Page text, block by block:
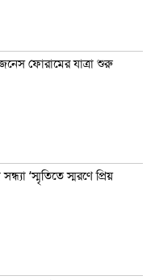
ফোরামের যাত্রা শুরু
‘স্মৃতিতে স্মরণে প্রিয়